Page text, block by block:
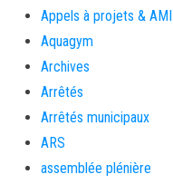
Appels à projets & AMI
Aquagym
Archives
Arrêtés
Arrêtés municipaux
ARS
assemblée plénière